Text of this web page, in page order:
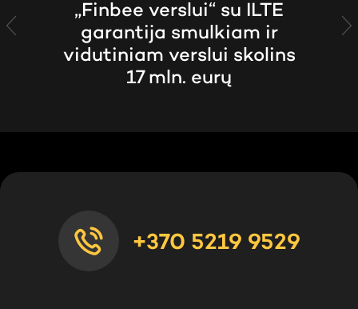
„Finbee verslui“ su ILTE
garantija smulkiam ir
vidutiniam verslui skolins
17 mln. eurų
Previous
+370 5219 9529